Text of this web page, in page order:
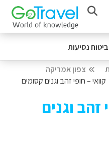
ביטוח נסיעות
צפון אמריקה
קוואי – חופי זהב וגנים קסומים
זהב וגנים